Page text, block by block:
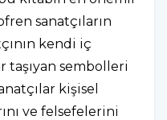
sanatçıların
kendi iç
taşıyan sembolleri
kişisel
ve felsefelerini